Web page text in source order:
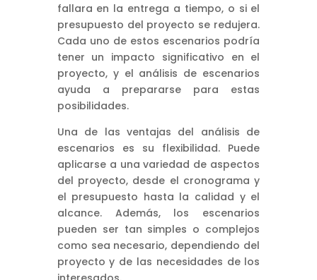
fallara en la entrega a tiempo, o si el
presupuesto del proyecto se redujera.
Cada uno de estos escenarios podría
tener un impacto significativo en el
proyecto, y el análisis de escenarios
ayuda a prepararse para estas
posibilidades.
Una de las ventajas del análisis de
escenarios es su flexibilidad. Puede
aplicarse a una variedad de aspectos
del proyecto, desde el cronograma y
el presupuesto hasta la calidad y el
alcance. Además, los escenarios
pueden ser tan simples o complejos
como sea necesario, dependiendo del
proyecto y de las necesidades de los